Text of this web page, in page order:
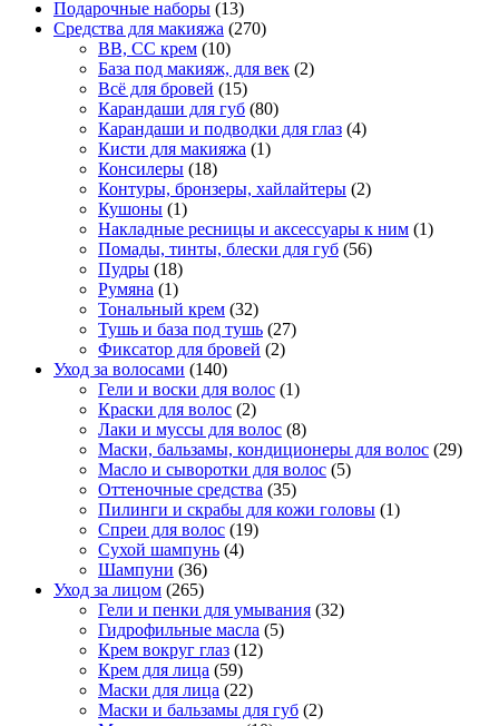
Подарочные наборы (13)
Средства для макияжа (270)
BB, CC крем (10)
База под макияж, для век (2)
Всё для бровей (15)
Карандаши для губ (80)
Карандаши и подводки для глаз (4)
Кисти для макияжа (1)
Консилеры (18)
Контуры, бронзеры, хайлайтеры (2)
Кушоны (1)
Накладные ресницы и аксессуары к ним (1)
Помады, тинты, блески для губ (56)
Пудры (18)
Румяна (1)
Тональный крем (32)
Тушь и база под тушь (27)
Фиксатор для бровей (2)
Уход за волосами (140)
Гели и воски для волос (1)
Краски для волос (2)
Лаки и муссы для волос (8)
Маски, бальзамы, кондиционеры для волос (29)
Масло и сыворотки для волос (5)
Оттеночные средства (35)
Пилинги и скрабы для кожи головы (1)
Спреи для волос (19)
Сухой шампунь (4)
Шампуни (36)
Уход за лицом (265)
Гели и пенки для умывания (32)
Гидрофильные масла (5)
Крем вокруг глаз (12)
Крем для лица (59)
Маски для лица (22)
Маски и бальзамы для губ (2)